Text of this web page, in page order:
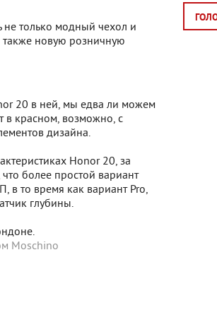
только модный чехол и
также новую розничную
20 в ней, мы едва ли можем
в красном, возможно, с
дизайна.
Honor 20, за
более простой вариант
то время как вариант Pro,
глубины.
Moschino